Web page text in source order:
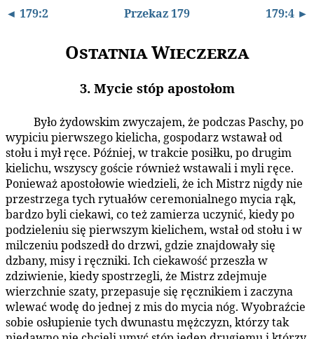
◄ 179:2 Przekaz 179 179:4 ►
Ostatnia Wieczerza
3. Mycie stóp apostołom
Było żydowskim zwyczajem, że podczas Paschy, po
wypiciu pierwszego kielicha, gospodarz wstawał od
stołu i mył ręce. Później, w trakcie posiłku, po drugim
kielichu, wszyscy goście również wstawali i myli ręce.
Ponieważ apostołowie wiedzieli, że ich Mistrz nigdy nie
przestrzega tych rytuałów ceremonialnego mycia rąk,
bardzo byli ciekawi, co też zamierza uczynić, kiedy po
podzieleniu się pierwszym kielichem, wstał od stołu i w
milczeniu podszedł do drzwi, gdzie znajdowały się
dzbany, misy i ręczniki. Ich ciekawość przeszła w
zdziwienie, kiedy spostrzegli, że Mistrz zdejmuje
wierzchnie szaty, przepasuje się ręcznikiem i zaczyna
wlewać wodę do jednej z mis do mycia nóg. Wyobraźcie
sobie osłupienie tych dwunastu mężczyzn, którzy tak